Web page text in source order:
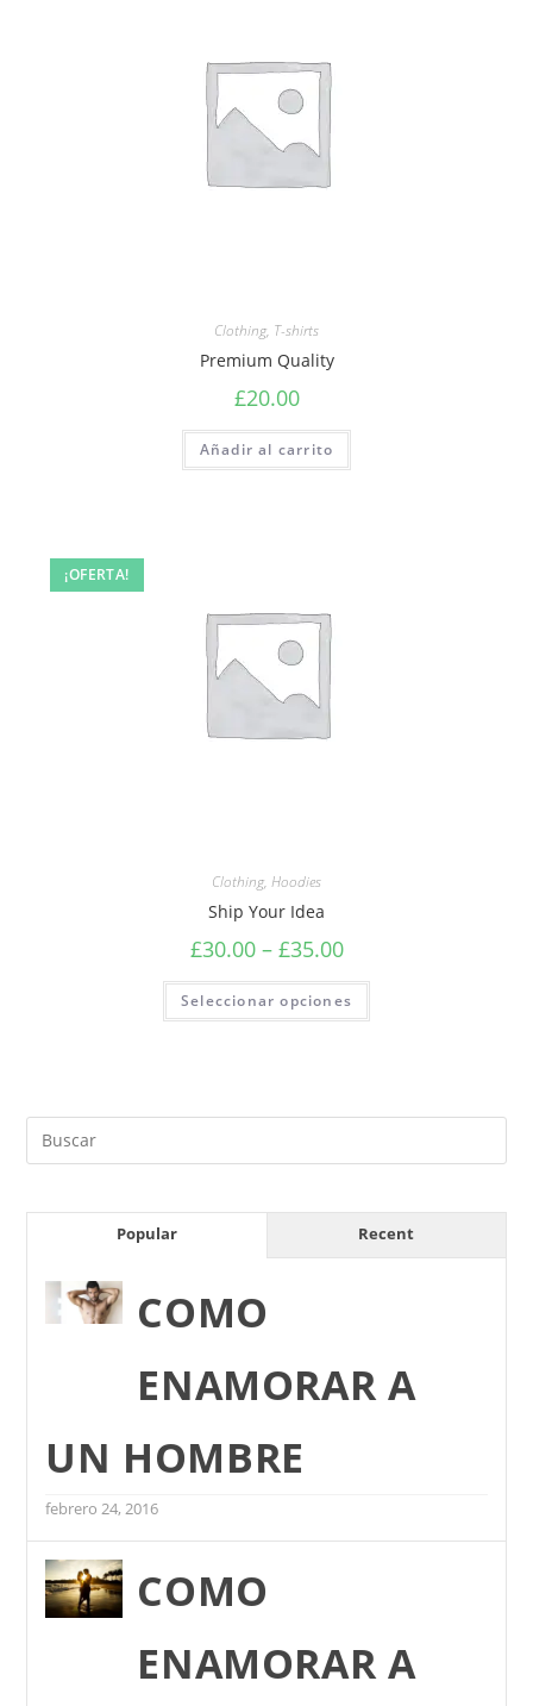
Clothing, T-shirts
Premium Quality
£20.00
Añadir al carrito
¡OFERTA!
Clothing, Hoodies
Ship Your Idea
£30.00– £35.00
Seleccionar opciones
Popular Recent
COMO
ENAMORAR A
UN HOMBRE
febrero 24, 2016
COMO
ENAMORAR A